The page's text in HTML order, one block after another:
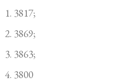
1. 3817;
2. 3869;
3. 3863;
4. 3800